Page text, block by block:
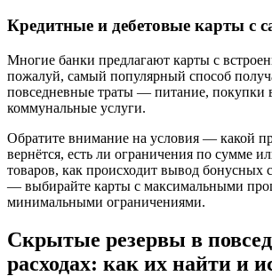
Кредитные и дебетовые карты с
Многие банки предлагают карты с
пожалуй, самый популярный способ
повседневные траты — питание, покупки
коммунальные услуги.
Обратите внимание на условия — какой
вернётся, есть ли ограничения по сумме
товаров, как происходит вывод бонусных
— выбирайте карты с максимальными
минимальными ограничениями.
Скрытые резервы в
расходах: как их найти и